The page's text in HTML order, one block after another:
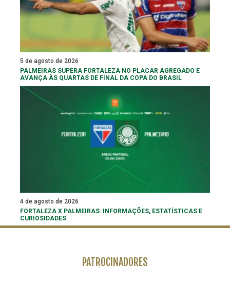
5 de agosto de 2026
PALMEIRAS SUPERA FORTALEZA NO PLACAR AGREGADO E
AVANÇA ÀS QUARTAS DE FINAL DA COPA DO BRASIL
4 de agosto de 2026
FORTALEZA X PALMEIRAS: INFORMAÇÕES, ESTATÍSTICAS E
CURIOSIDADES
PATROCINADORES